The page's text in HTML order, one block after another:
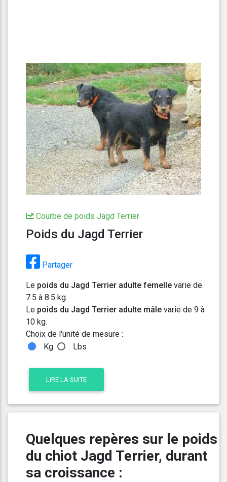
Courbe de poids Jagd Terrier
Poids du Jagd Terrier
Partager
Le poids du Jagd Terrier adulte femelle varie de
7.5 à 8.5 kg.
Le poids du Jagd Terrier adulte mâle varie de 9 à
10 kg.
Choix de l'unité de mesure :
Kg
Lbs
LIRE LA SUITE
Quelques repères sur le poids
du chiot Jagd Terrier, durant
sa croissance :